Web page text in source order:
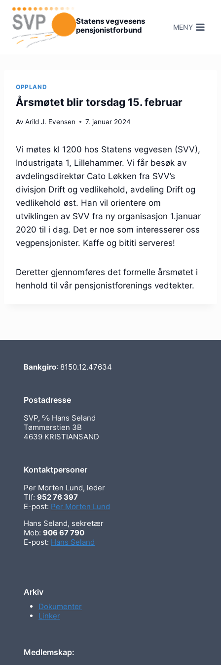
Hopp
innhold
Statens vegvesens
pensjonistforbund
MENY
OPPLAND
Årsmøtet blir torsdag 15. februar
Av Arild J. Evensen 7. januar 2024
Vi møtes kl 1200 hos Statens vegvesen (SVV),
Industrigata 1, Lillehammer. Vi får besøk av
avdelingsdirektør Cato Løkken fra SVV’s
divisjon Drift og vedlikehold, avdeling Drift og
vedlikehold øst. Han vil orientere om
utviklingen av SVV fra ny organisasjon 1.januar
2020 til i dag. Det er noe som interesserer oss
vegpensjonister. Kaffe og bititi serveres!
Deretter gjennomføres det formelle årsmøtet i
henhold til vår pensjonistforenings vedtekter.
Bankgiro: 8150.12.47634
Postadresse
SVP, ℅ Hans Seland
Tømmerstien 3B
4639 KRISTIANSAND
Kontaktpersoner
Per Morten Lund, leder
Tlf: 952 76 397
E-post: Per Morten Lund
Hans Seland, sekretær
Mob: 906 67 790
E-post: Hans Seland
Arkiv
Dokumenter
Linker
Medlemskap: